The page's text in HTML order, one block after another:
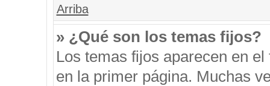
Arriba
» ¿Qué son los temas fijos?
Los temas fijos aparecen en
en la primer página. Muchas